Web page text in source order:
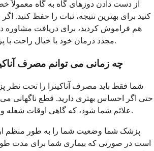
از دست دادن دوزهای گاه به گاه معمولاً
کنید برای بهترین نتیجه، ثبات را حفظ کنید.
هم فراموش کردید، برای دریافت مشاوره
مجدد درمان خود با خیال راحت با پزشک خود تماس بگیرید.
چه زمانی می توانم مصرف
شما فقط باید مصرف آناکینرا را تحت نظر
حتی اگر احساس بهتری دارید. قطع ناگهانی می
علائم شما شود، که گاهی اوقات شعله ور شدن نامیده می شود.
پزشک شما وضعیت شما را به طور منظم
است در صورتی که بیماری شما برای مدت